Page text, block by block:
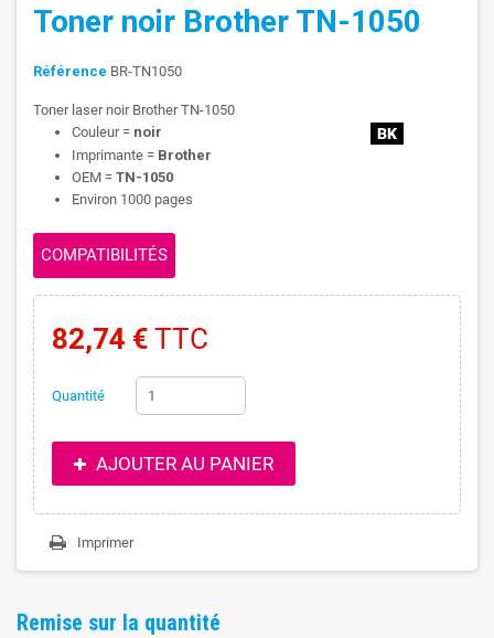
Toner noir Brother TN-1050
Référence BR-TN1050
Toner laser noir Brother TN-1050
Couleur = noir
Imprimante = Brother
OEM = TN-1050
Environ 1000 pages
COMPATIBILITÉS
82,74 € TTC
Quantité
AJOUTER AU PANIER
Imprimer
Remise sur la quantité